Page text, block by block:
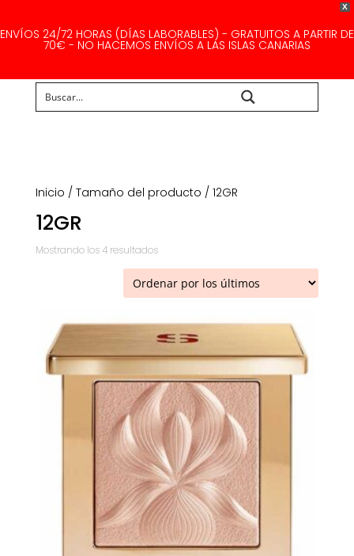
X
ENVÍOS 24/72 HORAS (DÍAS LABORABLES) - GRATUITOS A PARTIR DE
70€ - NO HACEMOS ENVÍOS A LAS ISLAS CANARIAS
Inicio / Tamaño del producto / 12GR
12GR
Mostrando los 4 resultadosOrdenado
por
los